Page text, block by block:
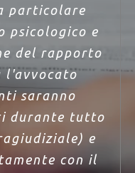
particolare
psicologico e
del rapporto
l'avvocato
saranno
durante tutto
e
con il